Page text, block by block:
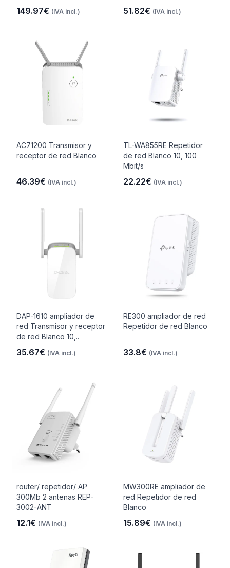
149.97€ (IVA incl.) 51.82€ (IVA incl.)
AC71200 Transmisor y
receptor de red Blanco
46.39€ (IVA incl.)
TL-WA855RE Repetidor
de red Blanco 10, 100
Mbit/s
22.22€ (IVA incl.)
DAP-1610 ampliador de
red Transmisor y receptor
de red Blanco 10,..
35.67€ (IVA incl.)
RE300 ampliador de red
Repetidor de red Blanco
33.8€ (IVA incl.)
router/ repetidor/ AP
300Mb 2 antenas REP-
3002-ANT
12.1€ (IVA incl.)
MW300RE ampliador de
red Repetidor de red
Blanco
15.89€ (IVA incl.)